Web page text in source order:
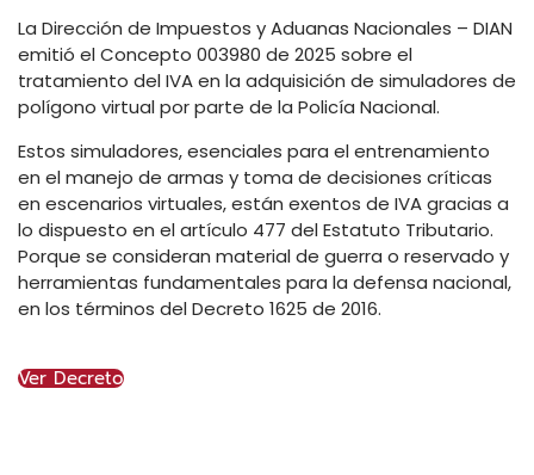
La Dirección de Impuestos y Aduanas Nacionales – DIAN
emitió el Concepto 003980 de 2025 sobre el
tratamiento del IVA en la adquisición de simuladores de
polígono virtual por parte de la Policía Nacional.
Estos simuladores, esenciales para el entrenamiento
en el manejo de armas y toma de decisiones críticas
en escenarios virtuales, están exentos de IVA gracias a
lo dispuesto en el artículo 477 del Estatuto Tributario.
Porque se consideran material de guerra o reservado y
herramientas fundamentales para la defensa nacional,
en los términos del Decreto 1625 de 2016.
Ver Decreto